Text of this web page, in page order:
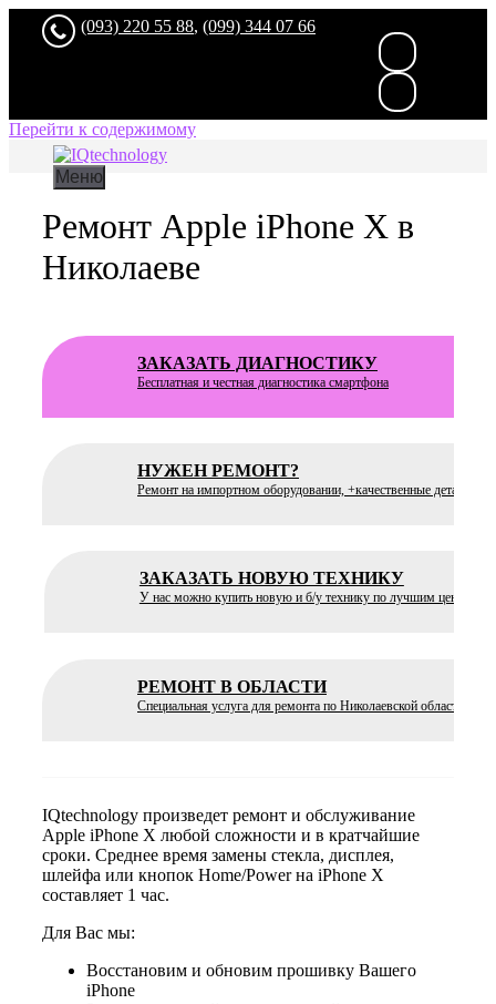
(093) 220 55 88, (099) 344 07 66
Перейти к содержимому
Меню
Ремонт Apple iPhone X в
Николаеве
ЗАКАЗАТЬ ДИАГНОСТИКУ
Бесплатная и честная диагностика смартфона
НУЖЕН РЕМОНТ?
Ремонт на импортном оборудовании, +качественные детали
ЗАКАЗАТЬ НОВУЮ ТЕХНИКУ
У нас можно купить новую и б/у технику по лучшим ценам
РЕМОНТ В ОБЛАСТИ
Специальная услуга для ремонта по Николаевской области
IQtechnology произведет ремонт и обслуживание
Apple iPhone X любой сложности и в кратчайшие
сроки. Среднее время замены стекла, дисплея,
шлейфа или кнопок Home/Power на iPhone X
составляет 1 час.
Для Вас мы:
Восстановим и обновим прошивку Вашего
iPhone